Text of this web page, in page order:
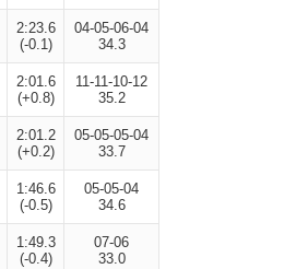
2:23.6
(-0.1)
04-05-06-04
34.3
2:01.6
(+0.8)
11-11-10-12
35.2
2:01.2
(+0.2)
05-05-05-04
33.7
1:46.6
(-0.5)
05-05-04
34.6
1:49.3
(-0.4)
07-06
33.0